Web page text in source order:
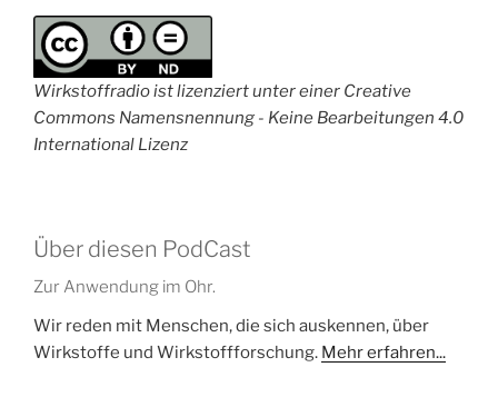
Wirkstoffradio ist lizenziert unter einer Creative
Commons Namensnennung - Keine Bearbeitungen 4.0
International Lizenz
Über diesen PodCast
Zur Anwendung im Ohr.
Wir reden mit Menschen, die sich auskennen, über
Wirkstoffe und Wirkstoffforschung. Mehr erfahren...